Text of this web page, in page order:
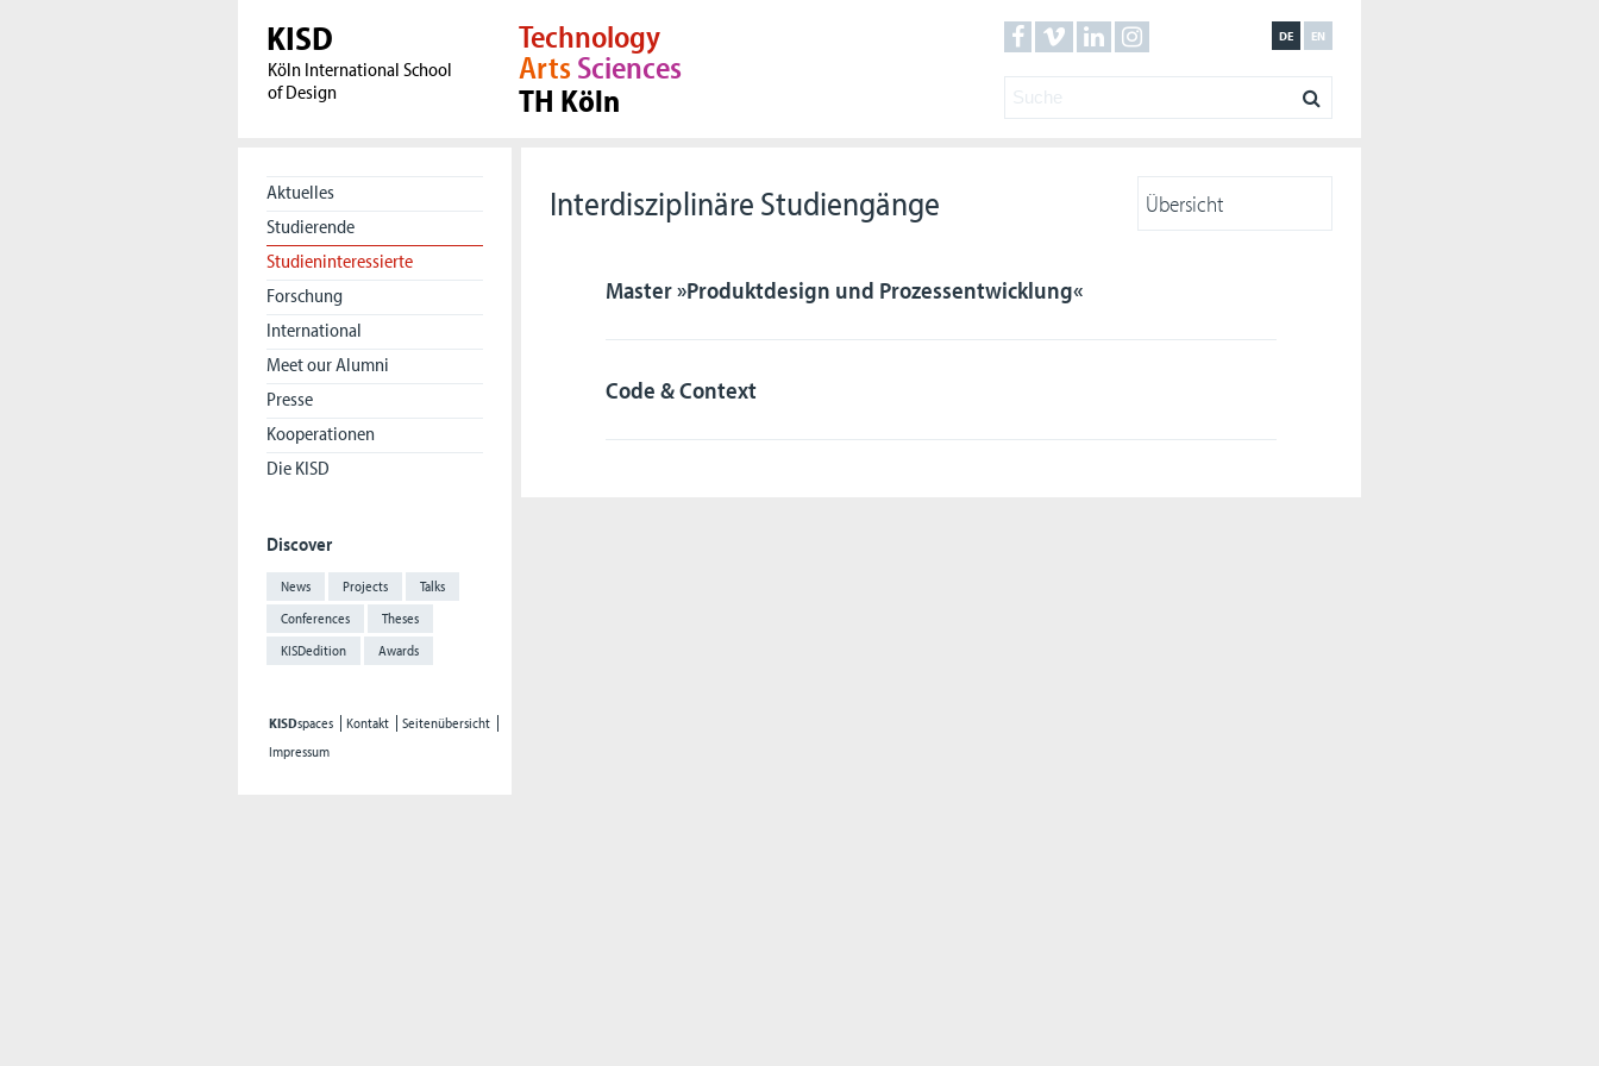
KISD
Köln International School
of Design
EN
DE
Technology
ArtsSciences
TH Köln
Aktuelles
Studierende
Studieninteressierte
Forschung
International
Meet our Alumni
Presse
Kooperationen
Die KISD
Discover
News Projects
Talks
Conferences
Theses
KISDedition
Awards
KISDspaces Kontakt
Seitenübersicht
Impressum
Interdisziplinäre Studiengänge
Master »Produktdesign und Prozessentwicklung«
Code & Context